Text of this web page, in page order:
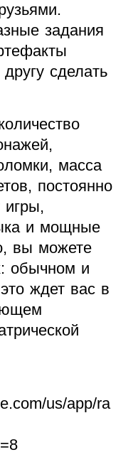
задания
сделать
масса
постоянно
и мощные
вы можете
обычном и
ждет вас в
us/app/ra